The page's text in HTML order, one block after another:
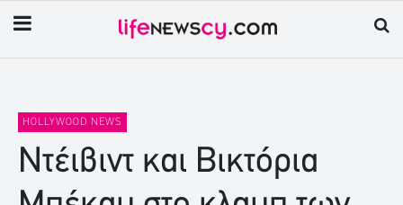
HOLLYWOOD NEWS
Ντέιβιντ και Βικτόρια